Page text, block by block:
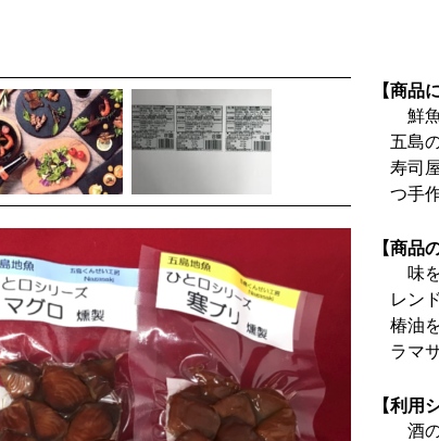
【商品
鮮魚
五島
寿司
つ手
【商品
味を
レン
椿油
ラマ
【利用
酒の